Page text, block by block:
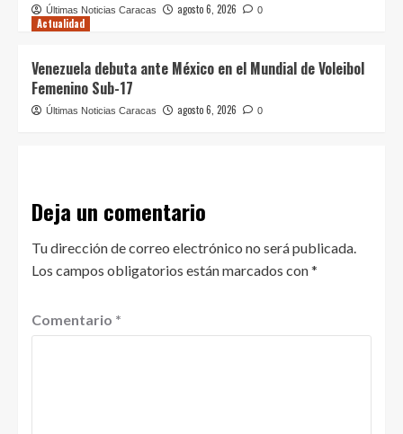
Últimas Noticias Caracas agosto 6, 2026 0
Actualidad
Venezuela debuta ante México en el Mundial de Voleibol
Femenino Sub-17
Últimas Noticias Caracas agosto 6, 2026 0
Deja un comentario
Tu dirección de correo electrónico no será publicada.
Los campos obligatorios están marcados con*
Comentario *